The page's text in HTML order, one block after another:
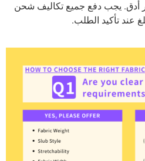
أدق. يجب دفع جميع تكاليف شحن
عند تأكيد الطلب.